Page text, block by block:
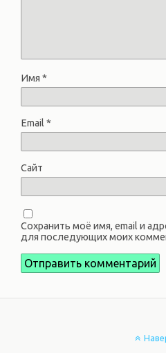
Имя *
Email *
Сайт
Сохранить моё имя, email и
для последующих моих